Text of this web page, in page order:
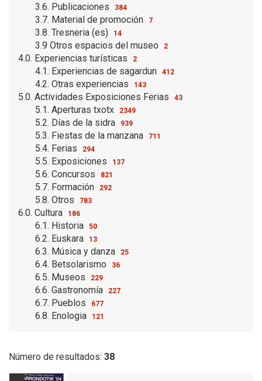
3.6. Publicaciones 384
3.7. Material de promoción 7
3.8. Tresneria (es) 14
3.9 Otros espacios del museo 2
4.0. Experiencias turísticas 2
4.1. Experiencias de sagardun 412
4.2. Otras experiencias 143
5.0. Actividades Exposiciones Ferias 43
5.1. Aperturas txotx 2349
5.2. Días de la sidra 939
5.3. Fiestas de la manzana 711
5.4. Ferias 294
5.5. Exposiciones 137
5.6. Concursos 821
5.7. Formación 292
5.8. Otros 783
6.0. Cultura 186
6.1. Historia 50
6.2. Euskara 13
6.3. Música y danza 25
6.4. Betsolarismo 36
6.5. Museos 229
6.6. Gastronomía 227
6.7. Pueblos 677
6.8. Enologia 121
Número de resultados: 38